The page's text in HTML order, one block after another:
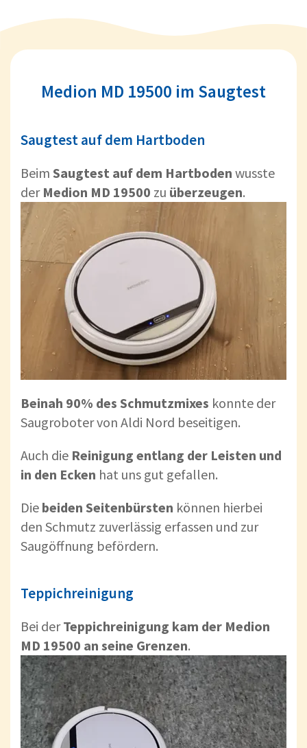
Medion MD 19500 im Saugtest
Saugtest auf dem Hartboden
Beim Saugtest auf dem Hartboden wusste
der Medion MD 19500 zu überzeugen.
Beinah 90% des Schmutzmixes konnte der
Saugroboter von Aldi Nord beseitigen.
Auch die Reinigung entlang der Leisten und
in den Ecken hat uns gut gefallen.
Die beiden Seitenbürsten können hierbei
den Schmutz zuverlässig erfassen und zur
Saugöffnung befördern.
Teppichreinigung
Bei derTeppichreinigung kam der Medion
MD 19500 an seine Grenzen.